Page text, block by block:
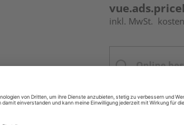
inkl. MwSt.
Online
Ihr